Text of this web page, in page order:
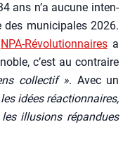
ans n’a aucune inten­
muni­ci­pales 2026.
NPA-Révo­lu­tion­nairesa
c’est au contraire
col­lec­tif ». Avec un
idées réac­tion­naires,
illu­sions répan­dues